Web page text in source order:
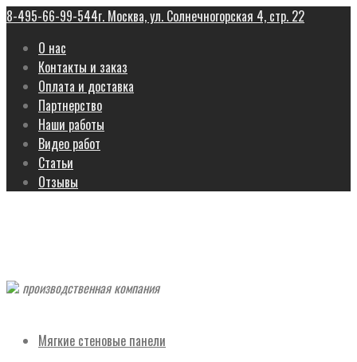
8-495-66-99-544г. Москва, ул. Солнечногорская 4, стр. 22
О нас
Контакты и заказ
Оплата и доставка
Партнерство
Наши работы
Видео работ
Статьи
Отзывы
производственная компания
Мягкие стеновые панели